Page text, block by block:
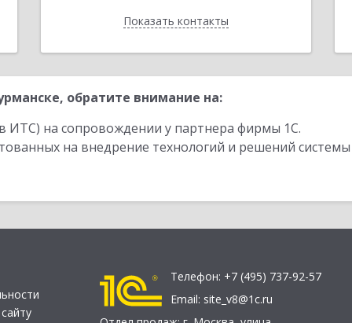
Показать контакты
Назад
обратите внимание на:
ИТС) на сопровождении у партнера фирмы 1С.
на внедрение технологий и решений
Телефон: +7 (495) 737-92-57
Email: site_v8@1c.ru